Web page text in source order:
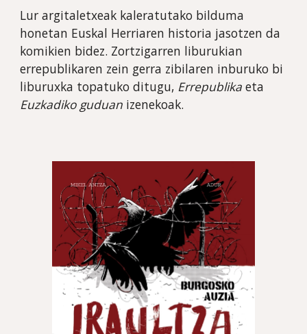
Lur argitaletxeak kaleratutako bilduma
honetan Euskal Herriaren historia jasotzen da
komikien bidez. Zortzigarren liburukian
errepublikaren zein gerra zibilaren inburuko bi
liburuxka topatuko ditugu, Errepublika
Euzkadiko guduan izenekoak.